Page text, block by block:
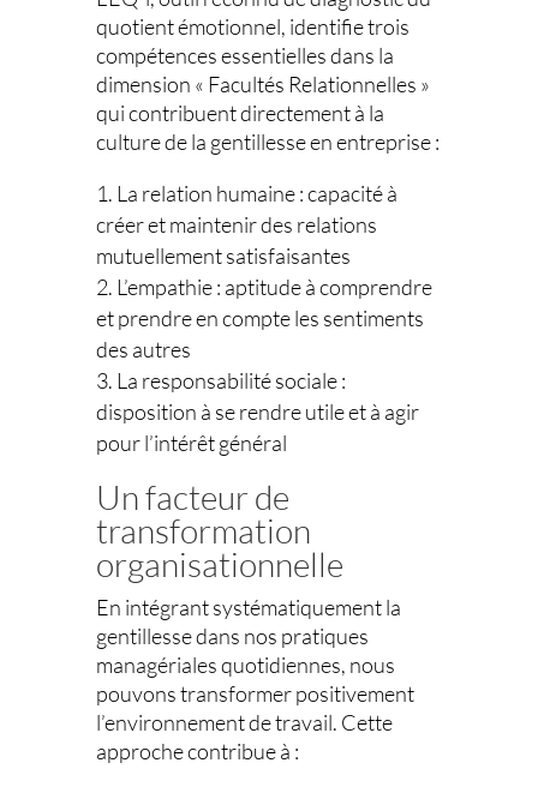
quotient émotionnel, identifie trois
compétences essentielles dans la
dimension « Facultés Relationnelles »
qui contribuent directement à la
culture de la gentillesse en entreprise :
La relation humaine : capacité à
créer et maintenir des relations
mutuellement satisfaisantes
L’empathie : aptitude à comprendre
et prendre en compte les sentiments
des autres
La responsabilité sociale :
disposition à se rendre utile et à agir
pour l’intérêt général
Un facteur de
transformation
organisationnelle
En intégrant systématiquement la
gentillesse dans nos pratiques
managériales quotidiennes, nous
pouvons transformer positivement
l’environnement de travail. Cette
approche contribue à :